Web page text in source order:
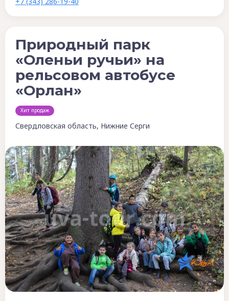
Природный парк
«Оленьи ручьи» на
рельсовом автобусе
«Орлан»
Хит продаж
Свердловская область, Нижние Серги